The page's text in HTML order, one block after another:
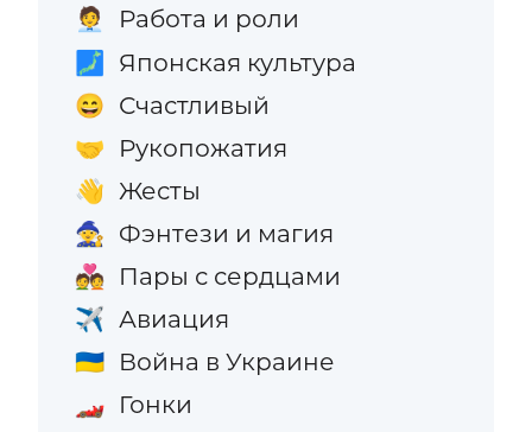
🧑‍💼 Работа и роли
🗾 Японская культура
😄 Счастливый
🤝 Рукопожатия
👋 Жесты
🧙 Фэнтези и магия
💑 Пары с сердцами
✈️ Авиация
🇺🇦 Война в Украине
🏎️ Гонки